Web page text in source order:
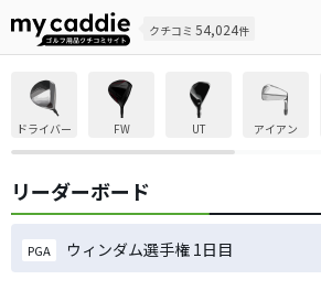
クチコミ 54,024件
ドライバー FW UT アイアン
リーダーボード
PGA ウィンダム選手権 1日目